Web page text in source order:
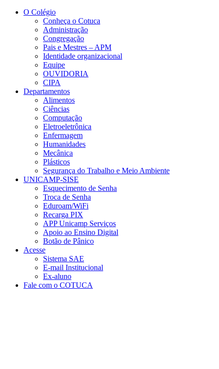
Conteúdo principal
O Colégio
Conheça o Cotuca
Administração
Congregação
Pais e Mestres – APM
Identidade organizacional
Equipe
OUVIDORIA
CIPA
Departamentos
Alimentos
Ciências
Computação
Eletroeletrônica
Enfermagem
Humanidades
Mecânica
Plásticos
Segurança do Trabalho e Meio Ambiente
UNICAMP-SISE
Esquecimento de Senha
Troca de Senha
Eduroam/WiFi
Recarga PIX
APP Unicamp Serviços
Apoio ao Ensino Digital
Botão de Pânico
Acesse
Sistema SAE
E-mail Institucional
Ex-aluno
Fale com o COTUCA